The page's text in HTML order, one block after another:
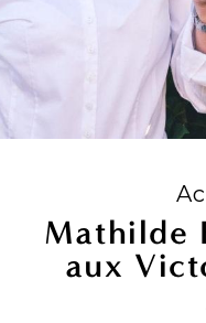
Mathilde
aux